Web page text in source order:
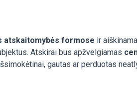
atskaitomybės formose ir
Atskirai bus apžvelgiamas
gautas ar perduotas